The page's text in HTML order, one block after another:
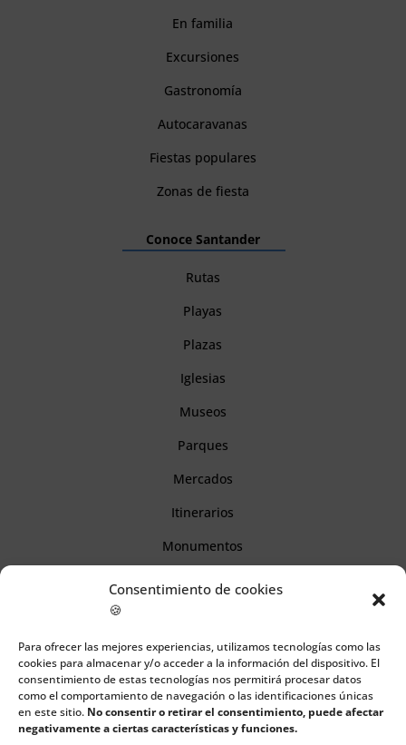
Consentimiento de cookies
🍪
Para ofrecer las mejores experiencias, utilizamos tecnologías como las
cookies para almacenar y/o acceder a la información del dispositivo. El
consentimiento de estas tecnologías nos permitirá procesar datos
como el comportamiento de navegación o las identificaciones únicas
en este sitio. No consentir o retirar el consentimiento, puede afectar
negativamente a ciertas características y funciones.
En familia
Excursiones
Gastronomía
Autocaravanas
Fiestas populares
Zonas de fiesta
Conoce Santander
Rutas
Playas
Plazas
Iglesias
Museos
Parques
Mercados
Itinerarios
Monumentos
Información
Aviso legal
Política de cookies